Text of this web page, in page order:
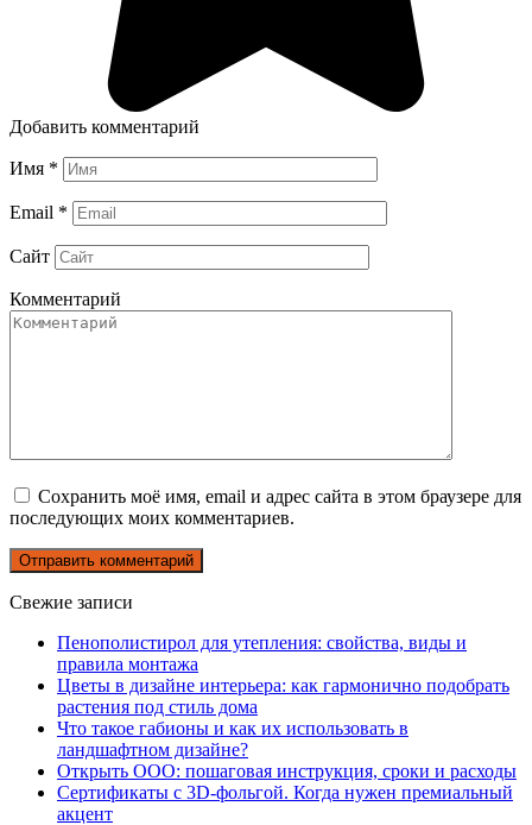
Добавить комментарий
Имя *
Email *
Сайт
Комментарий
Сохранить моё имя, email и адрес сайта в этом браузере для
последующих моих комментариев.
Свежие записи
Пенополистирол для утепления: свойства, виды и
правила монтажа
Цветы в дизайне интерьера: как гармонично подобрать
растения под стиль дома
Что такое габионы и как их использовать в
ландшафтном дизайне?
Открыть ООО: пошаговая инструкция, сроки и расходы
Сертификаты с 3D-фольгой. Когда нужен премиальный
акцент